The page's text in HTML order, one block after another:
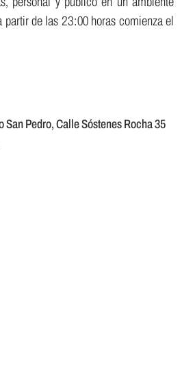
partir de las 23:00 horas comienza el
San Pedro, ⁠Calle Sóstenes Rocha 35